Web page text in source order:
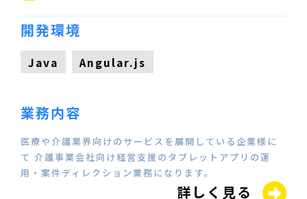
開発環境
Java Angular.js
業務内容
医療や介護業界向けのサービスを展開している企業様に
て 介護事業会社向け経営支援のタブレットアプリの運
用・案件ディレクション業務になります。
詳しく見る